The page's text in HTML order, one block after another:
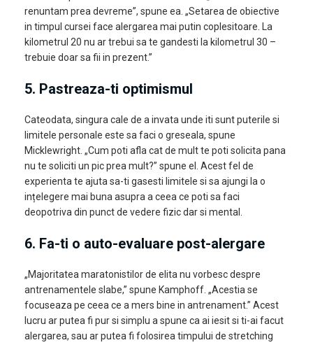
renuntam prea devreme”, spune ea. „Setarea de obiective
in timpul cursei face alergarea mai putin coplesitoare. La
kilometrul 20 nu ar trebui sa te gandesti la kilometrul 30 –
trebuie doar sa fii in prezent.”
5. Pastreaza-ti optimismul
Cateodata, singura cale de a invata unde iti sunt puterile si
limitele personale este sa faci o greseala, spune
Micklewright. „Cum poti afla cat de mult te poti solicita pana
nu te soliciti un pic prea mult?” spune el. Acest fel de
experienta te ajuta sa-ti gasesti limitele si sa ajungi la o
ințelegere mai buna asupra a ceea ce poti sa faci
deopotriva din punct de vedere fizic dar si mental.
6. Fa-ti o auto-evaluare post-alergare
„Majoritatea maratonistilor de elita nu vorbesc despre
antrenamentele slabe,” spune Kamphoff. „Acestia se
focuseaza pe ceea ce a mers bine in antrenament.” Acest
lucru ar putea fi pur si simplu a spune ca ai iesit si ti-ai facut
alergarea, sau ar putea fi folosirea timpului de stretching